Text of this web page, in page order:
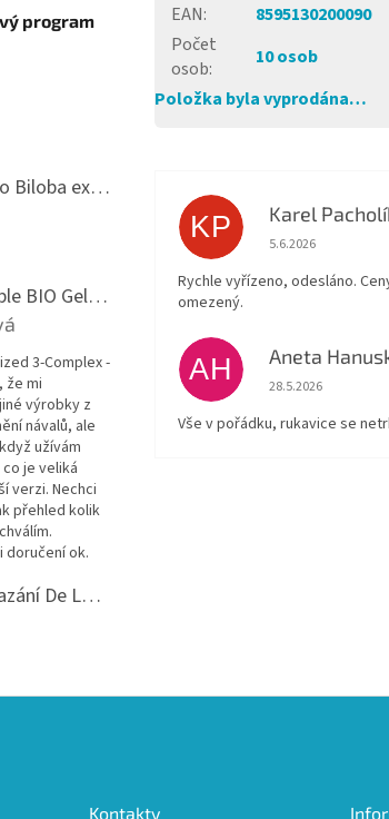
program
Golden Nature Ginkgo Biloba extrakt 50:1 60mg, 100 kapslí
hvězdiček.
Vitalvibe Maca Sextuple BIO Gelatinized 3-Complex, 60 kapslí
hvězdiček.
3-Complex -
že mi
výrobky z
návalů, ale
užívám
je veliká
verzi. Nechci
přehled kolik
doručení ok.
Priessnitz Kloubní mazání De Luxe, 200ml
hvězdiček.
EAN:
8595130200090
Počet
osob:
10 osob
Položka byla vyprodána…
KP Karel
Hodnocení
5.6.2026
Rychle vyřízeno, odesláno.
omezený.
AH Aneta
Hodnocení
28.5.2026
Vše v pořádku, rukavice se
Kontakty